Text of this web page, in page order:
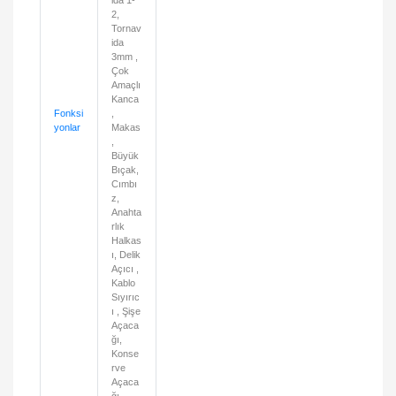
Fonksi
yonlar
2,
Tornav
ida
3mm ,
Çok
Amaçlı
Kanca
Makas
Büyük
Bıçak,
Cımbı
z,
Anahta
rlık
Halkas
ı, Delik
Açıcı ,
Kablo
Sıyırıc
ı , Şişe
Açaca
ğı,
Konse
rve
Açaca